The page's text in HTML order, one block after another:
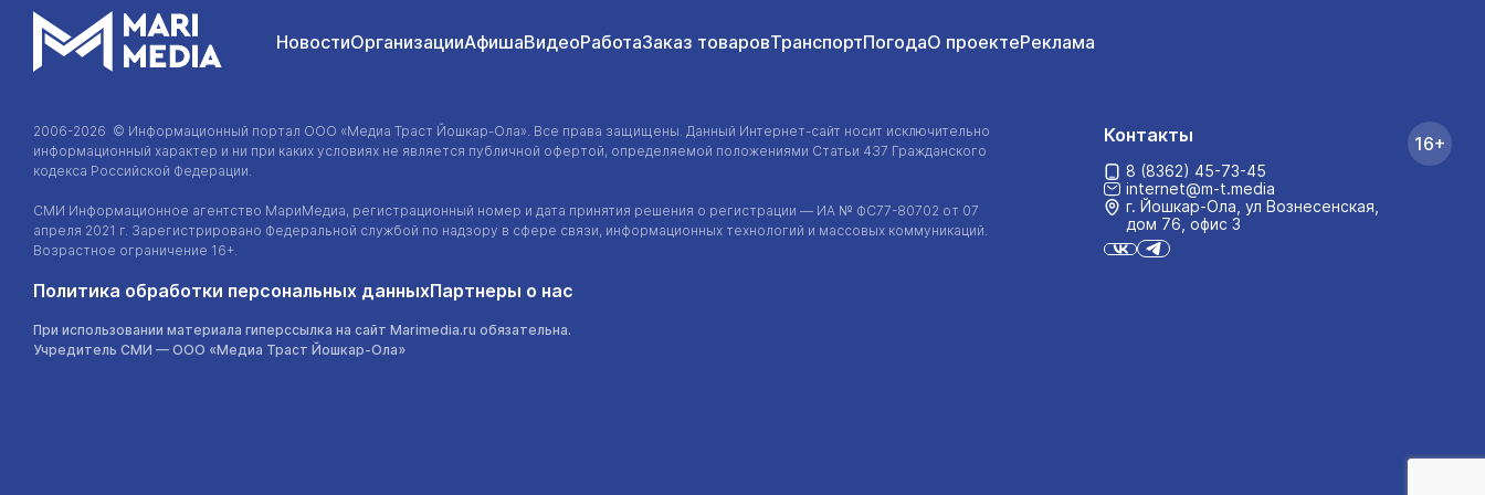
НовостиОрганизацииАфишаВидеоРаботаЗаказ товаровТранспортПогодаО проектеРеклама
2006-2026 © Информационный портал ООО «Медиа Траст Йошкар-Ола». Все права защищены. Данный Интернет-сайт носит исключительно
информационный характер и ни при каких условиях не является публичной офертой, определяемой положениями Статьи 437 Гражданского
кодекса Российской Федерации.
СМИ Информационное агентство МариМедиа, регистрационный номер и дата принятия решения о регистрации — ИА № ФС77-80702 от 07
апреля 2021 г. Зарегистрировано Федеральной службой по надзору в сфере связи, информационных технологий и массовых коммуникаций.
Возрастное ограничение 16+.
Политика обработки персональных данныхПартнеры о нас
При использовании материала гиперссылка на сайт Marimedia.ru обязательна.
Учредитель СМИ — ООО «Медиа Траст Йошкар-Ола»
Контакты
8 (8362) 45-73-45
internet@m-t.media
г. Йошкар‑Ола, ул Вознесенская,
дом 76, офис 3
16+